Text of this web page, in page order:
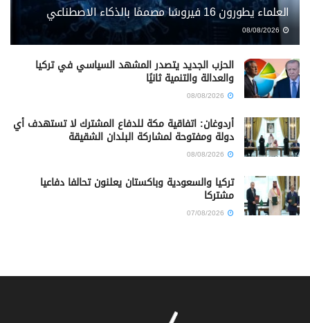
العلماء يطورون 16 فيروسًا مصممًا بالذكاء الاصطناعي
08/08/2026
الحزب الجديد يتصدر المشهد السياسي في تركيا
والعدالة والتنمية ثانيًا
أردوغان: اتفاقية مكة للدفاع المشترك لا تستهدف أي
دولة ومفتوحة لمشاركة البلدان الشقيقة
تركيا والسعودية وباكستان يعلنون تحالفا دفاعيا
مشتركا